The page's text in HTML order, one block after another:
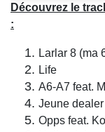
Découvrez le
:
Larlar 8 (ma
Life
A6-A7 feat.
Jeune dealer
Opps feat.